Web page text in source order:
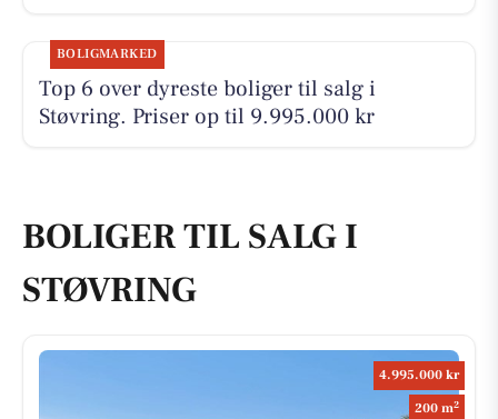
BOLIGMARKED
Top 6 over dyreste boliger til salg i
Støvring. Priser op til 9.995.000 kr
BOLIGER TIL SALG I
STØVRING
4.995.000 kr
200 m2